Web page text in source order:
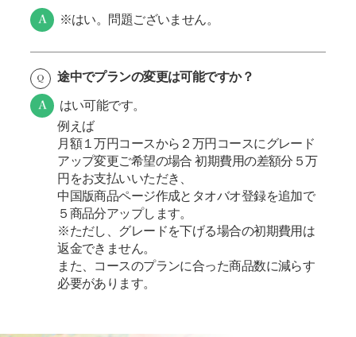
※はい。問題ございません。
途中でプランの変更は可能ですか？
はい可能です。
例えば
月額１万円コースから２万円コースにグレード
アップ変更ご希望の場合 初期費用の差額分５万
円をお支払いいただき、
中国版商品ページ作成とタオバオ登録を追加で
５商品分アップします。
※ただし、グレードを下げる場合の初期費用は
返金できません。
また、コースのプランに合った商品数に減らす
必要があります。